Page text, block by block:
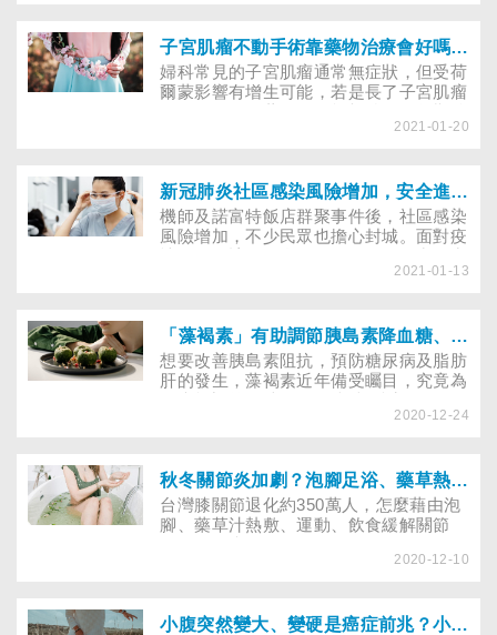
子宮肌瘤不動手術靠藥物治療會好嗎？避免這些危險因子才能有效控制
婦科常見的子宮肌瘤通常無症狀，但受荷
爾蒙影響有增生可能，若是長了子宮肌瘤
2021-01-20
新冠肺炎社區感染風險增加，安全進出醫院必做7重點保護自己和家人
機師及諾富特飯店群聚事件後，社區感染
風險增加，不少民眾也擔心封城。面對疫
2021-01-13
「藻褐素」有助調節胰島素降血糖、代謝脂肪？膠囊好、還是錠狀好？
想要改善胰島素阻抗，預防糖尿病及脂肪
肝的發生，藻褐素近年備受矚目，究竟為
2020-12-24
秋冬關節炎加劇？泡腳足浴、藥草熱敷、伸腿運動、飲食解疼痛
台灣膝關節退化約350萬人，怎麼藉由泡
腳、藥草汁熱敷、運動、飲食緩解關節
2020-12-10
小腹突然變大、變硬是癌症前兆？小心這幾種肌瘤、腺瘤情況需摘除子宮